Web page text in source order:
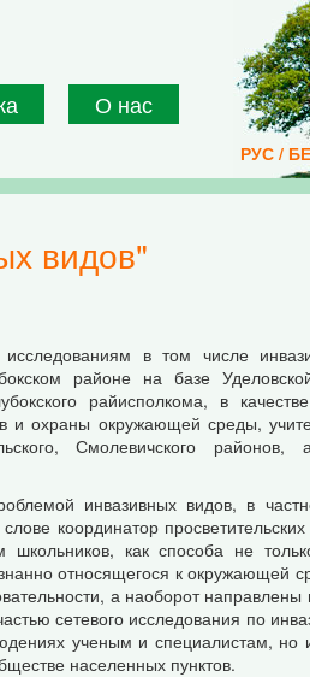
О нас
РУС /
видов"
в том числе
районе на базе
райисполкома, в
и охраны окружающей среды,
Смолевичского
инвазивных видов, в
координатор
школьников, как способа не
относящегося к окружающей
а наоборот направлены
сетевого исследования по
ученым и специалистам, но
населенных пунктов.